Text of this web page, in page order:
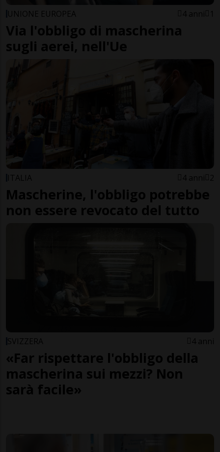
UNIONE EUROPEA 4 anni 1
Via l'obbligo di mascherina
sugli aerei, nell'Ue
ITALIA 4 anni 2
Mascherine, l'obbligo potrebbe
non essere revocato del tutto
SVIZZERA 4 anni
«Far rispettare l'obbligo della
mascherina sui mezzi? Non
sarà facile»